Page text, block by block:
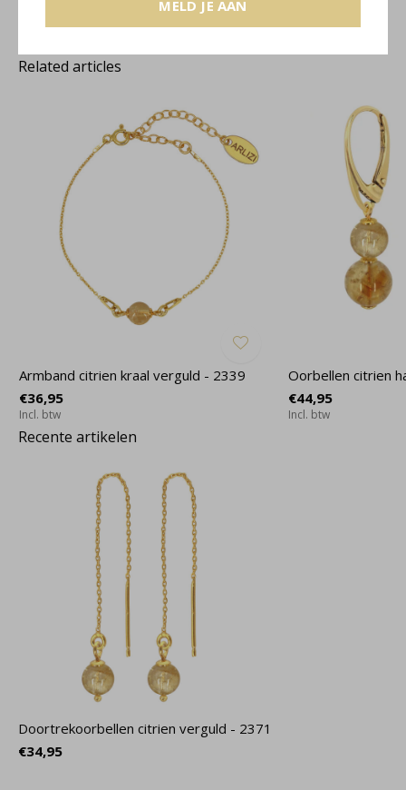
MELD JE AAN
Related articles
Armband citrien kraal verguld - 2339
€36,95
Incl. btw
Oorbellen citrien
€44,95
Incl. btw
Recente artikelen
Doortrekoorbellen citrien verguld - 2371
€34,95